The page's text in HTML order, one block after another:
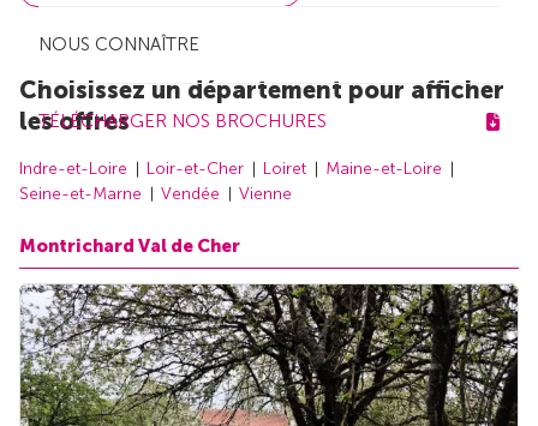
NOUS CONNAÎTRE
TÉLÉCHARGER NOS BROCHURES
Choisissez un département pour afficher
les offres
Indre-et-Loire Loir-et-Cher Loiret
Maine-et-Loire
Seine-et-Marne
Vendée Vienne
Montrichard Val de Cher